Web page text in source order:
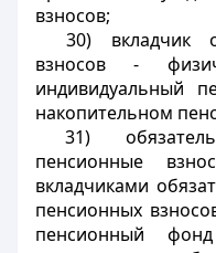
взносов;
30) вкладчик
взносов -
индивидуальный
накопительном
31)
пенсионные
вкладчиками
пенсионных
пенсионный